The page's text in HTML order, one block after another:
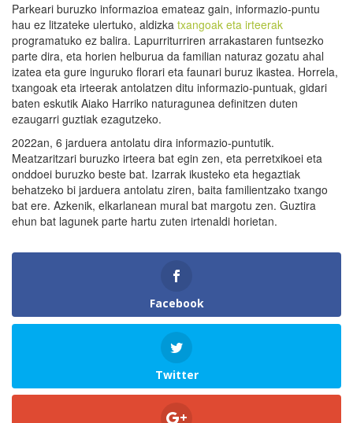
Parkeari buruzko informazioa emateaz gain, informazio-puntu
hau ez litzateke ulertuko, aldizka txangoak eta irteerak
programatuko ez balira. Lapurriturriren arrakastaren funtsezko
parte dira, eta horien helburua da familian naturaz gozatu ahal
izatea eta gure inguruko florari eta faunari buruz ikastea. Horrela,
txangoak eta irteerak antolatzen ditu informazio-puntuak, gidari
baten eskutik Aiako Harriko naturagunea definitzen duten
ezaugarri guztiak ezagutzeko.
2022an, 6 jarduera antolatu dira informazio-puntutik.
Meatzaritzari buruzko irteera bat egin zen, eta perretxikoei eta
onddoei buruzko beste bat. Izarrak ikusteko eta hegaztiak
behatzeko bi jarduera antolatu ziren, baita familientzako txango
bat ere. Azkenik, elkarlanean mural bat margotu zen. Guztira
ehun bat lagunek parte hartu zuten irtenaldi horietan.
Facebook
Twitter